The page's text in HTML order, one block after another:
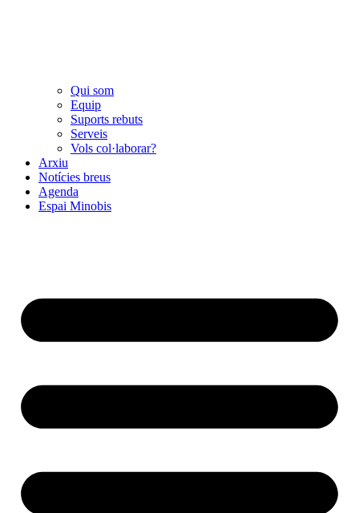
Qui som
Equip
Suports rebuts
Serveis
Vols col·laborar?
Arxiu
Notícies breus
Agenda
Espai Minobis